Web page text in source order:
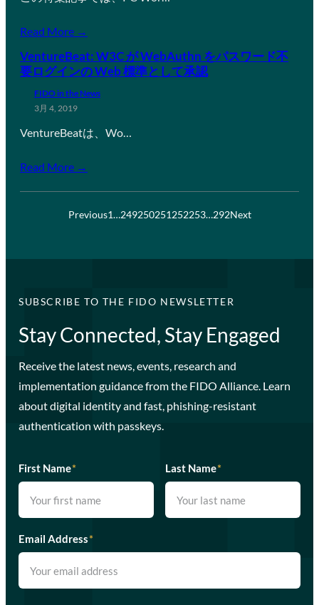
Read More →
VentureBeat: W3C が WebAuthn をパスワード不
要ログインの Web 標準として承認
FIDO in the News
3月 4, 2019
VentureBeatは、Wo…
Read More →
Previous1…249250251252253…292Next
SUBSCRIBE TO THE FIDO NEWSLETTER
Stay Connected, Stay Engaged
Receive the latest news, events, research and
implementation guidance from the FIDO Alliance. Learn
about digital identity and fast, phishing-resistant
authentication with passkeys.
First Name* Last Name*
Email Address*